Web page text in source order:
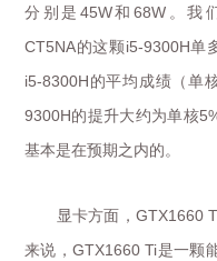
分别是 45W和 68W。我
CT5NA的这颗i5-9300H单
i5-8300H的平均成绩（单
9300H的提升大约为单核
基本是在预期之内的。
显卡方面， GTX1660
来说， GTX1660 Ti是一颗